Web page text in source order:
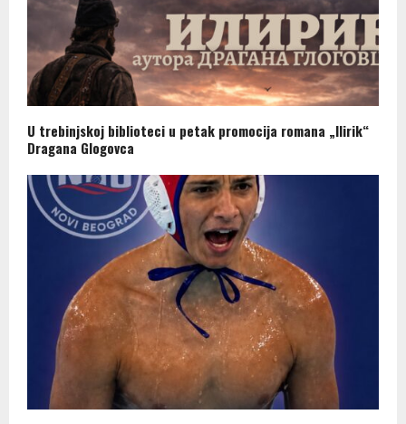
U trebinjskoj biblioteci u petak promocija romana „Ilirik“
Dragana Glogovca